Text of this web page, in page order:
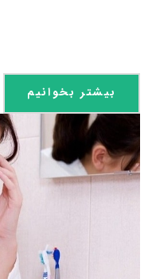
بیشتر بخوانیم